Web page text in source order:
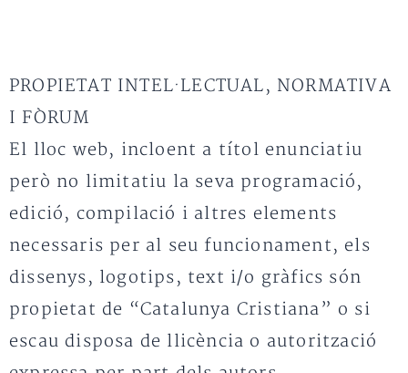
PROPIETAT INTEL·LECTUAL, NORMATIVA
I FÒRUM
El lloc web, incloent a títol enunciatiu
però no limitatiu la seva programació,
edició, compilació i altres elements
necessaris per al seu funcionament, els
dissenys, logotips, text i/o gràfics són
propietat de “Catalunya Cristiana” o si
escau disposa de llicència o autorització